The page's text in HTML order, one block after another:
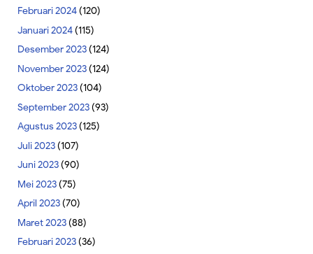
Februari 2024(120)
Januari 2024(115)
Desember 2023(124)
November 2023(124)
Oktober 2023(104)
September 2023(93)
Agustus 2023(125)
Juli 2023(107)
Juni 2023(90)
Mei 2023(75)
April 2023(70)
Maret 2023(88)
Februari 2023(36)